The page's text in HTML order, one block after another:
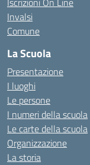
Invalsi
Comune
La Scuola
Presentazione
I luoghi
Le persone
I numeri della scuola
Le carte della scuola
Organizzazione
La storia